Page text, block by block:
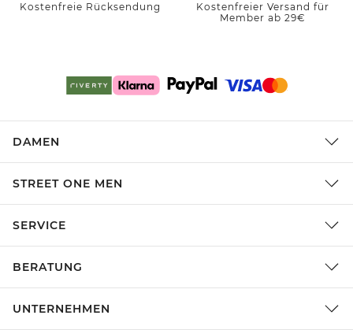
Kostenfreie Rücksendung
Kostenfreier Versand für
Member ab 29€
DAMEN
STREET ONE MEN
SERVICE
BERATUNG
UNTERNEHMEN